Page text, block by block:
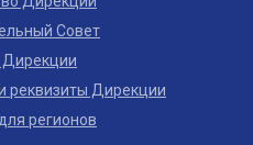
Совет
реквизиты Дирекции
Дирекции
регионов